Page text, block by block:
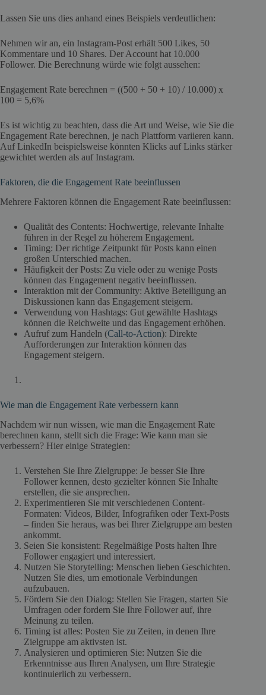
Lassen Sie uns dies anhand eines Beispiels verdeutlichen:
Nehmen wir an, ein Instagram-Post erhält 500 Likes, 50
Kommentare und 10 Shares. Der Account hat 10.000
Follower. Die Berechnung würde wie folgt aussehen:
Engagement Rate berechnen = ((500 + 50 + 10) / 10.000) x
100 = 5,6%
Es ist wichtig zu beachten, dass die Art und Weise, wie Sie die
Engagement Rate berechnen, je nach Plattform variieren kann.
Auf LinkedIn beispielsweise könnten Klicks auf Links stärker
gewichtet werden als auf Instagram.
Faktoren, die die Engagement Rate beeinflussen
Mehrere Faktoren können die Engagement Rate beeinflussen:
Qualität des Contents: Hochwertige, relevante Inhalte
führen in der Regel zu höherem Engagement.
Timing: Der richtige Zeitpunkt für Posts kann einen
großen Unterschied machen.
Häufigkeit der Posts: Zu viele oder zu wenige Posts
können das Engagement negativ beeinflussen.
Interaktion mit der Community: Aktive Beteiligung an
Diskussionen kann das Engagement steigern.
Verwendung von Hashtags: Gut gewählte Hashtags
können die Reichweite und das Engagement erhöhen.
Aufruf zum Handeln (Call-to-Action): Direkte
Aufforderungen zur Interaktion können das
Engagement steigern.
Wie man die Engagement Rate verbessern kann
Nachdem wir nun wissen, wie man die Engagement Rate
berechnen kann, stellt sich die Frage: Wie kann man sie
verbessern? Hier einige Strategien:
Verstehen Sie Ihre Zielgruppe: Je besser Sie Ihre
Follower kennen, desto gezielter können Sie Inhalte
erstellen, die sie ansprechen.
Experimentieren Sie mit verschiedenen Content-
Formaten: Videos, Bilder, Infografiken oder Text-Posts
– finden Sie heraus, was bei Ihrer Zielgruppe am besten
ankommt.
Seien Sie konsistent: Regelmäßige Posts halten Ihre
Follower engagiert und interessiert.
Nutzen Sie Storytelling: Menschen lieben Geschichten.
Nutzen Sie dies, um emotionale Verbindungen
aufzubauen.
Fördern Sie den Dialog: Stellen Sie Fragen, starten Sie
Umfragen oder fordern Sie Ihre Follower auf, ihre
Meinung zu teilen.
Timing ist alles: Posten Sie zu Zeiten, in denen Ihre
Zielgruppe am aktivsten ist.
Analysieren und optimieren Sie: Nutzen Sie die
Erkenntnisse aus Ihren Analysen, um Ihre Strategie
kontinuierlich zu verbessern.